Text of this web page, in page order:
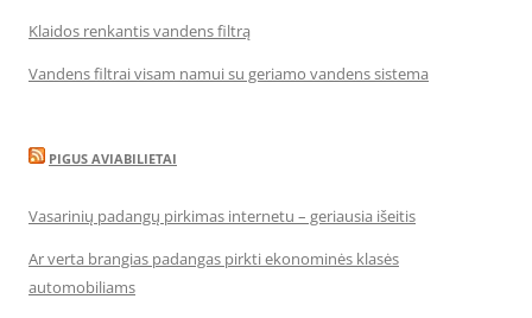
Klaidos renkantis vandens filtrą
Vandens filtrai visam namui su geriamo vandens sistema
PIGUS AVIABILIETAI
Vasarinių padangų pirkimas internetu – geriausia išeitis
Ar verta brangias padangas pirkti ekonominės klasės
automobiliams